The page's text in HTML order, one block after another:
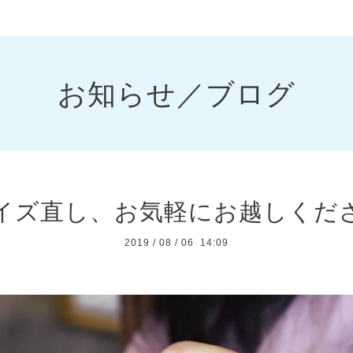
お知らせ／ブログ
ズ直し、お気軽にお越しくだ
2019 / 08 / 06 14:09